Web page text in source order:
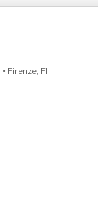
• Firenze, FI